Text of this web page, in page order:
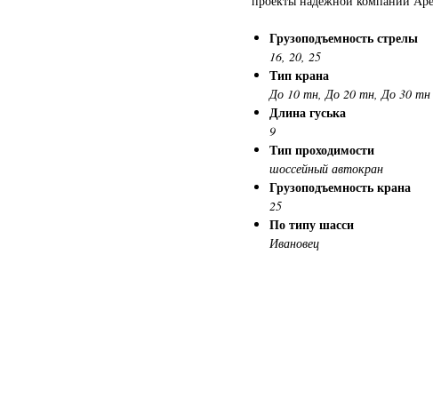
Грузоподъемность стрелы
16, 20, 25
Тип крана
До 10 тн, До 20 тн, До 30 тн
Длина гуська
9
Тип проходимости
шоссейный автокран
Грузоподъемность крана
25
По типу шасси
Ивановец